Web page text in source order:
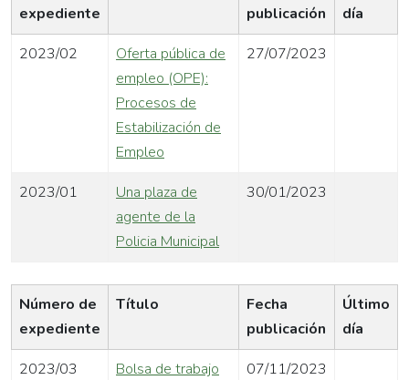
expediente
publicación
día
2023/02
Oferta pública de
empleo (OPE):
Procesos de
Estabilización de
Empleo
27/07/2023
2023/01
Una plaza de
agente de la
Policia Municipal
30/01/2023
Número de
expediente
Título
Fecha
publicación
Último
día
2023/03
Bolsa de trabajo
07/11/2023